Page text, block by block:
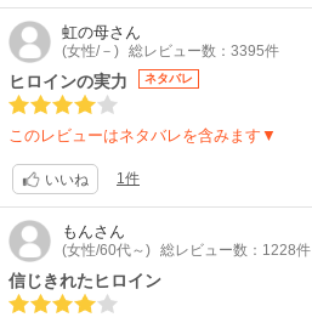
虹の母さん
(女性/－) 総レビュー数：3395件
ヒロインの実力 ネタバレ
このレビューはネタバレを含みます▼
いいね 1件
もんさん
(女性/60代～) 総レビュー数：1228件
信じきれたヒロイン